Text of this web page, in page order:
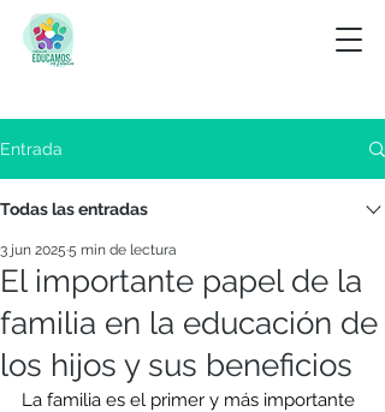
Entrada
Todas las entradas
El importante papel de la
familia en la educación de
los hijos y sus beneficios
3 jun 2025 5 min de lectura
La familia es el primer y más importante